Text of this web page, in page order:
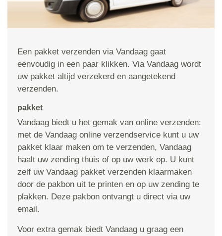
Een pakket verzenden via Vandaag gaat
eenvoudig in een paar klikken. Via Vandaag wordt
uw pakket altijd verzekerd en aangetekend
verzenden.
pakket
Vandaag biedt u het gemak van online verzenden:
met de Vandaag online verzendservice kunt u uw
pakket klaar maken om te verzenden, Vandaag
haalt uw zending thuis of op uw werk op. U kunt
zelf uw Vandaag pakket verzenden klaarmaken
door de pakbon uit te printen en op uw zending te
plakken. Deze pakbon ontvangt u direct via uw
email.
Voor extra gemak biedt Vandaag u graag een